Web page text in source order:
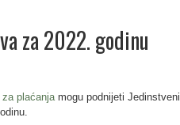
za 2022. godinu
plaćanjamogu podnijeti Jedinstveni